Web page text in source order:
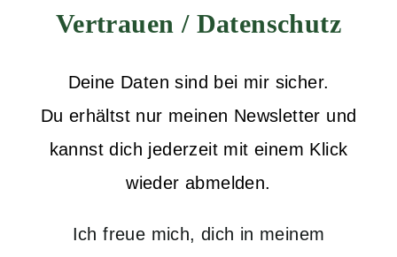
Vertrauen / Datenschutz
Deine Daten sind bei mir sicher.
Du erhältst nur meinen Newsletter und
kannst dich jederzeit mit einem Klick
wieder abmelden.
Ich freue mich, dich in meinem